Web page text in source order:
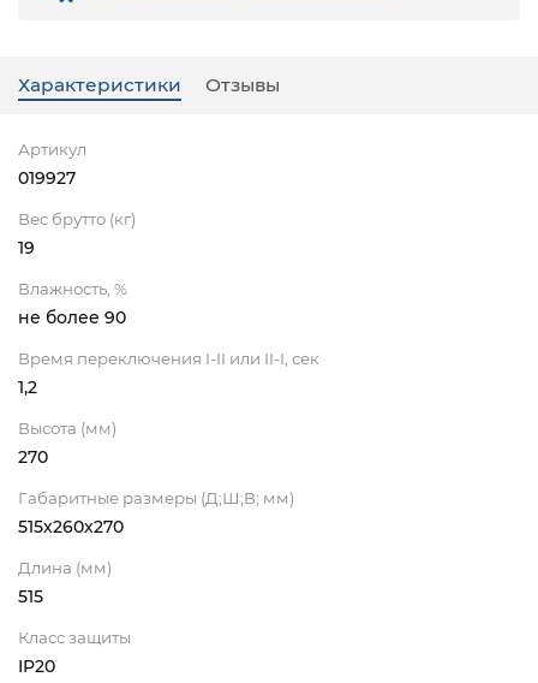
Характеристики Отзывы
Артикул
019927
Вес брутто (кг)
19
Влажность, %
не более 90
Время переключения I-II или II-I, сек
1,2
Высота (мм)
270
Габаритные размеры (Д;Ш;В; мм)
515х260х270
Длина (мм)
515
Класс защиты
IP20